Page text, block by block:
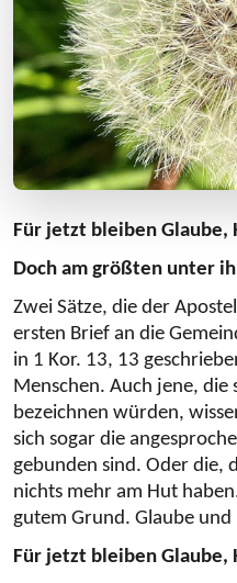
Für jetzt bleiben Glaube,
Doch am größten unter
Zwei Sätze, die der
ersten Brief an die
in 1 Kor. 13, 13
Menschen. Auch jene, die
bezeichnen würden,
sich sogar die
gebunden sind. Oder die,
nichts mehr am Hut
gutem Grund. Glaube
Für jetzt bleiben Glaube,